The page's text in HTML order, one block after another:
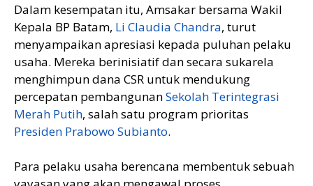
Dalam kesempatan itu, Amsakar bersama Wakil
Kepala BP Batam, Li Claudia Chandra, turut
menyampaikan apresiasi kepada puluhan pelaku
usaha. Mereka berinisiatif dan secara sukarela
menghimpun dana CSR untuk mendukung
percepatan pembangunanSekolah Terintegrasi
Merah Putih, salah satu program prioritas
Presiden Prabowo Subianto.
Para pelaku usaha berencana membentuk sebuah